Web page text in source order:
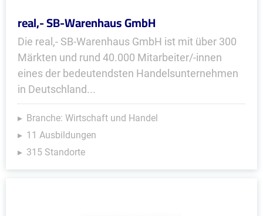
real,- SB-Warenhaus GmbH
Die real,- SB-Warenhaus GmbH ist mit über 300
Märkten und rund 40.000 Mitarbeiter/-innen
eines der bedeutendsten Handelsunternehmen
in Deutschland...
Branche: Wirtschaft und Handel
11 Ausbildungen
315 Standorte